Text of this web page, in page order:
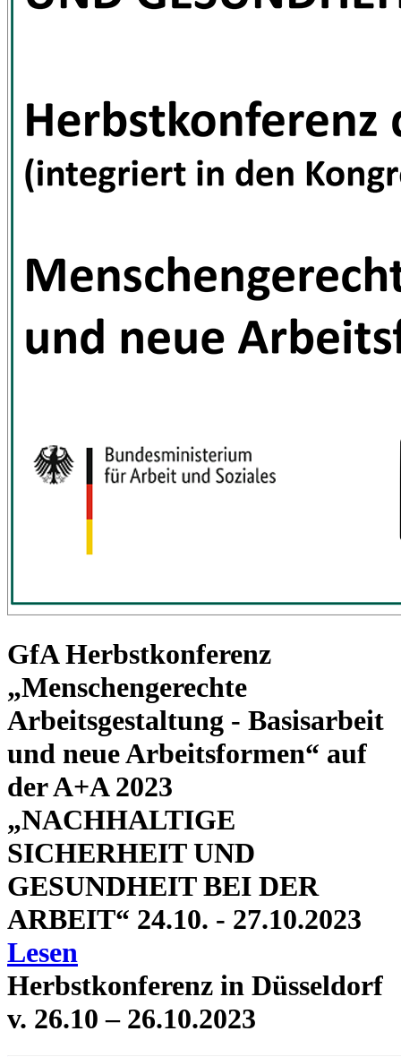
GfA Herbstkonferenz
„Menschengerechte
Arbeitsgestaltung - Basisarbeit
und neue Arbeitsformen“ auf
der A+A 2023
„NACHHALTIGE
SICHERHEIT UND
GESUNDHEIT BEI DER
ARBEIT“ 24.10. - 27.10.2023
Lesen
Herbstkonferenz in Düsseldorf
v. 26.10 – 26.10.2023